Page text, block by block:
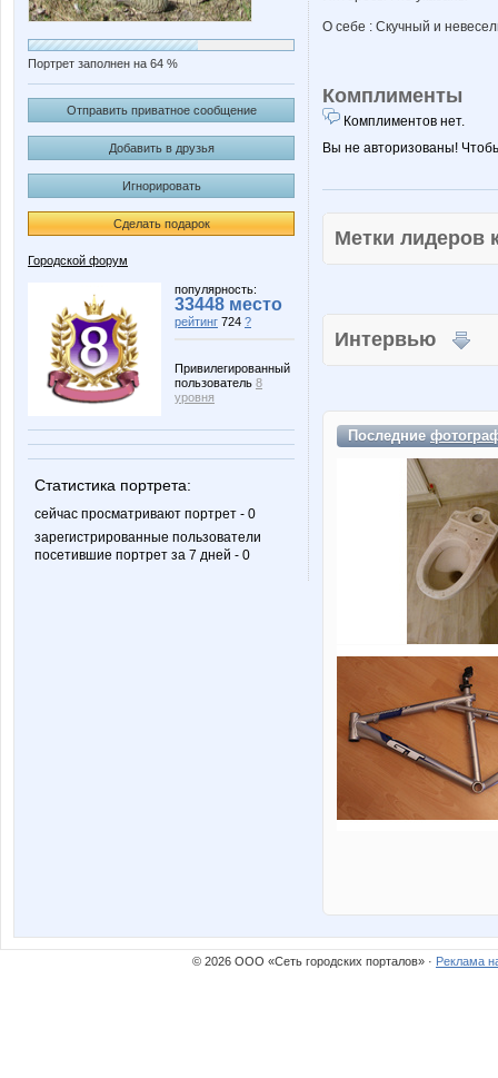
Портрет заполнен на 64 %
Отправить приватное сообщение
Добавить в друзья
Игнорировать
Сделать подарок
Городской форум
популярность:
33448 место
рейтинг 724 ?
Привилегированный
пользователь 8
уровня
Статистика портрета:
сейчас просматривают портрет - 0
зарегистрированные пользователи
посетившие портрет за 7 дней - 0
О себе : Скучный и
Комплименты
Комплиментов нет.
Вы не авторизованы!
Метки
Интервью
Последние
© 2026 ООО «Сеть городских порталов» · Реклама